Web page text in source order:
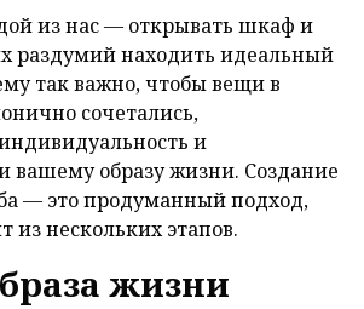
из нас — открывать шкаф и
раздумий находить идеальный
так важно, чтобы вещи в
сочетались,
и
вашему образу жизни. Создание
— это продуманный подход,
из нескольких этапов.
жизни